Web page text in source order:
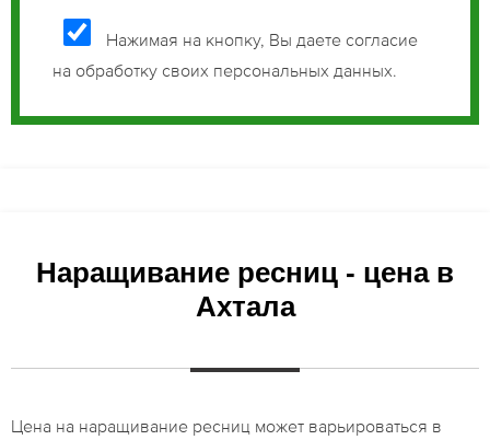
Нажимая на кнопку, Вы даете согласие
на обработку своих персональных данных.
Наращивание ресниц - цена в
Ахтала
Цена на наращивание ресниц может варьироваться в